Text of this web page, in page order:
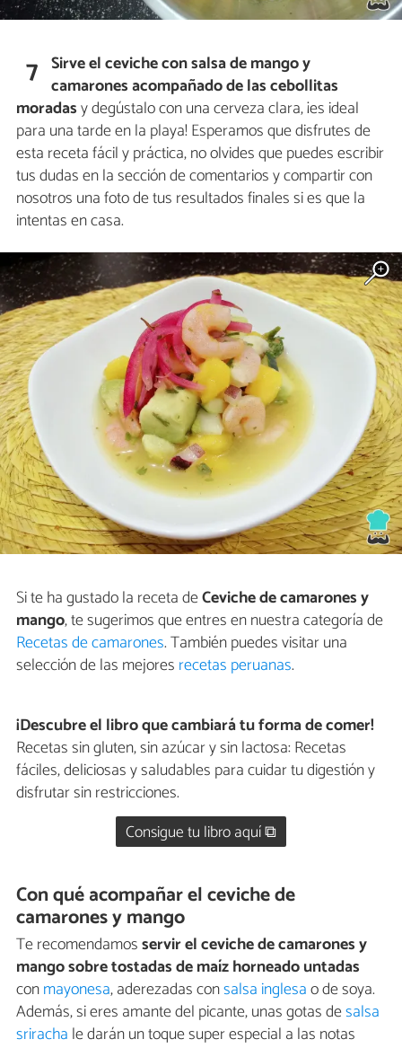
7 Sirve el ceviche con salsa de mango y
camarones acompañado de las cebollitas
moradasy degústalo con una cerveza clara, ¡es ideal
para una tarde en la playa! Esperamos que disfrutes de
esta receta fácil y práctica, no olvides que puedes escribir
tus dudas en la sección de comentarios y compartir con
nosotros una foto de tus resultados finales si es que la
intentas en casa.
Si te ha gustado la receta deCeviche de camarones y
mango, te sugerimos que entres en nuestra categoría de
Recetas de camarones. También puedes visitar una
selección de las mejores recetas peruanas.
¡Descubre el libro que cambiará tu forma de comer!
Recetas sin gluten, sin azúcar y sin lactosa: Recetas
fáciles, deliciosas y saludables para cuidar tu digestión y
disfrutar sin restricciones.
Consigue tu libro aquí ⧉
Con qué acompañar el ceviche de
camarones y mango
Te recomendamosservir el ceviche de camarones y
mango sobre tostadas de maíz horneado untadas
conmayonesa, aderezadas consalsa inglesao de soya.
Además, si eres amante del picante, unas gotas desalsa
sriracha le darán un toque super especial a las notas